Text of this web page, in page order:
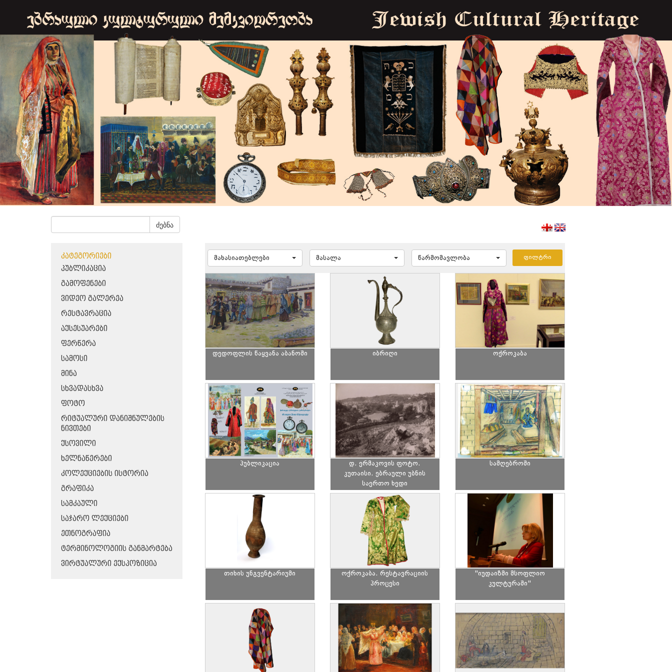
ძებნა
ᲙᲐᲢᲔᲒᲝᲠᲘᲔᲑᲘ
ᲞᲣᲑᲚᲘᲙᲐᲪᲘᲐ
ᲒᲐᲛᲝᲤᲔᲜᲔᲑᲘ
ᲕᲘᲓᲔᲝ ᲒᲐᲚᲔᲠᲔᲐ
ᲠᲔᲡᲢᲐᲕᲠᲐᲪᲘᲐ
ᲐᲥᲡᲔᲡᲣᲐᲠᲔᲑᲘ
ᲤᲔᲠᲬᲔᲠᲐ
ᲡᲐᲛᲝᲡᲘ
ᲛᲘᲜᲐ
ᲡᲮᲕᲐᲓᲐᲡᲮᲕᲐ
ᲤᲝᲢᲝ
ᲠᲘᲢᲣᲐᲚᲣᲠᲘ ᲓᲐᲜᲘᲨᲜᲣᲚᲔᲑᲘᲡ
ᲜᲘᲕᲗᲔᲑᲘ
ᲥᲡᲝᲕᲘᲚᲘ
ᲮᲔᲚᲜᲐᲬᲔᲠᲔᲑᲘ
ᲙᲝᲚᲔᲥᲪᲘᲔᲑᲘᲡ ᲘᲡᲢᲝᲠᲘᲐ
ᲒᲠᲐᲤᲘᲙᲐ
ᲡᲐᲛᲙᲐᲣᲚᲘ
ᲡᲐᲯᲐᲠᲝ ᲚᲔᲥᲪᲘᲔᲑᲘ
ᲔᲗᲜᲝᲒᲠᲐᲤᲘᲐ
ᲢᲔᲠᲛᲘᲜᲝᲚᲝᲒᲘᲘᲡ ᲒᲐᲜᲛᲐᲠᲢᲔᲑᲐ
ᲕᲘᲠᲢᲣᲐᲚᲣᲠᲘ ᲔᲥᲡᲞᲝᲖᲘᲪᲘᲐ
მახასიათებლები მასალა წარმომავლობა
დედოფლის წაყვანა აბანოში იბრიღი ოქროკაბა
პუბლიკაცია
დ. ერმაკოვის ფოტო.
კუთაისი. ებრაული უბნის
საერთო ხედი
სამღებროში
თიხის უნგვენტარიუმი
ოქროკაბა. რესტავრაციის
პროცესი
"იუდაიზმი მსოფლიო
კულტურაში"